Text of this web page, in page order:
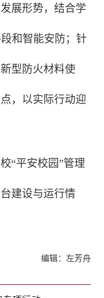
展形势，结合学
和智能安防；针
型防火材料使
，以实际行动迎
“平安校园”管理
建设与运行情
编辑：左芳舟